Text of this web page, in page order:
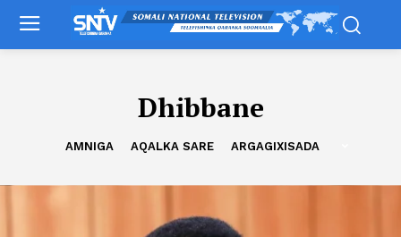
Dhibbane
AMNIGA AQALKA SARE ARGAGIXISADA